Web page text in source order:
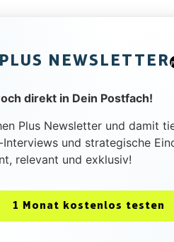
NEWSLETTER
direkt in Dein Postfach!
Plus Newsletter und damit
und strategische
relevant und exklusiv!
1 Monat kostenlos testen